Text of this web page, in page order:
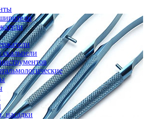
скальпели
насадки